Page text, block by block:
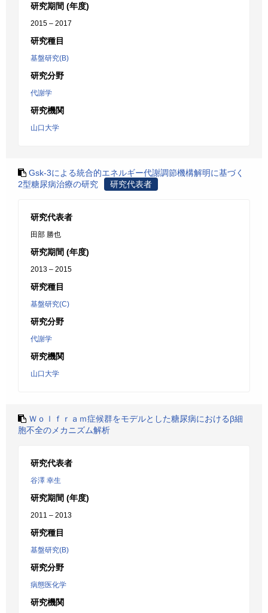
研究期間 (年度)
2015 – 2017
研究種目
基盤研究(B)
研究分野
代謝学
研究機関
山口大学
Gsk-3による統合的エネルギー代謝調節機構解明に基づく
2型糖尿病治療の研究
研究代表者
研究代表者
田部 勝也
研究期間 (年度)
2013 – 2015
研究種目
基盤研究(C)
研究分野
代謝学
研究機関
山口大学
Ｗｏｌｆｒａｍ症候群をモデルとした糖尿病におけるβ細
胞不全のメカニズム解析
研究代表者
谷澤 幸生
研究期間 (年度)
2011 – 2013
研究種目
基盤研究(B)
研究分野
病態医化学
研究機関